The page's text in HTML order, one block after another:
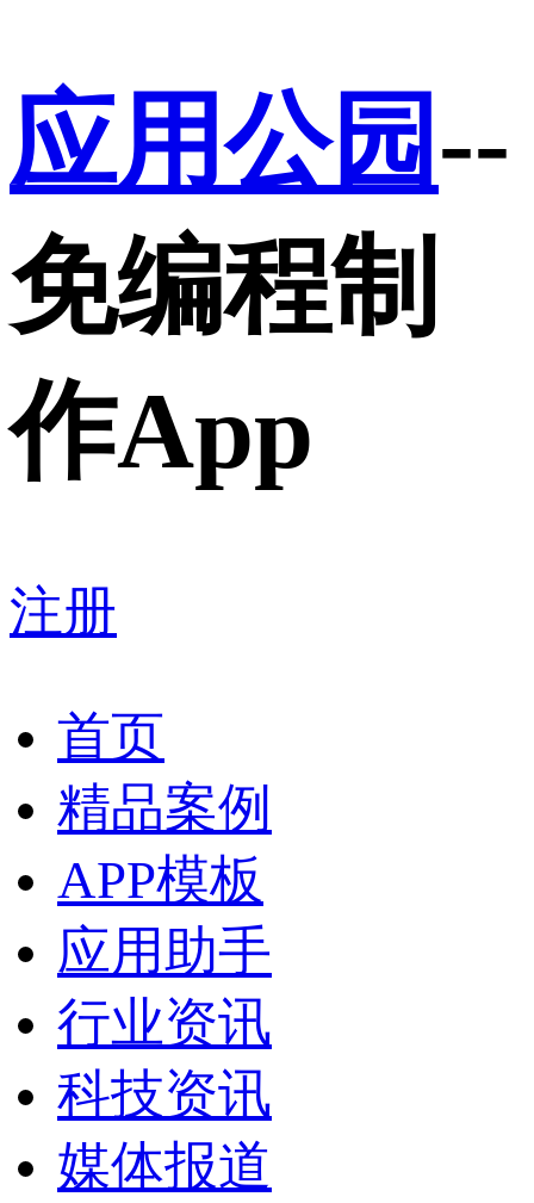
应用公园--
免编程制
作App
注册
首页
精品案例
APP模板
应用助手
行业资讯
科技资讯
媒体报道